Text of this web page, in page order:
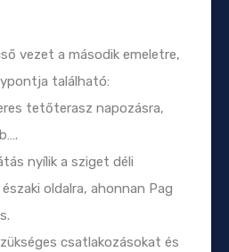
vezet a második emeletre,
található:
tetőterasz napozásra,
nyílik a sziget déli
oldalra, ahonnan Pag
csatlakozásokat és